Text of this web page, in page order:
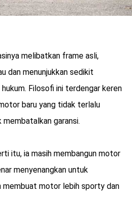
melibatkan frame asli,
dan menunjukkan sedikit
Filosofi ini terdengar keren
baru yang tidak terlalu
membatalkan garansi.
itu, ia masih membangun motor
menyenangkan untuk
membuat motor lebih sporty dan